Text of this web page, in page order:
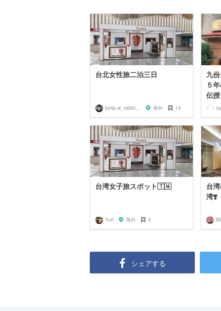
台北女性旅二泊三日
jump.w_rabbitkun 海外 15
九
５
伝授
台湾女子旅スポット🇹🇼
Yuri 海外 5
台
湾❣️
シェアする